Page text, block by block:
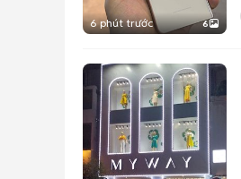
6 phút trước 6